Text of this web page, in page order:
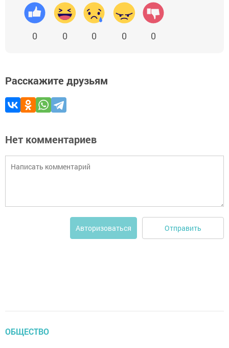
0 0 0 0 0
Расскажите друзьям
Нет комментариев
Авторизоваться Отправить
ОБЩЕСТВО